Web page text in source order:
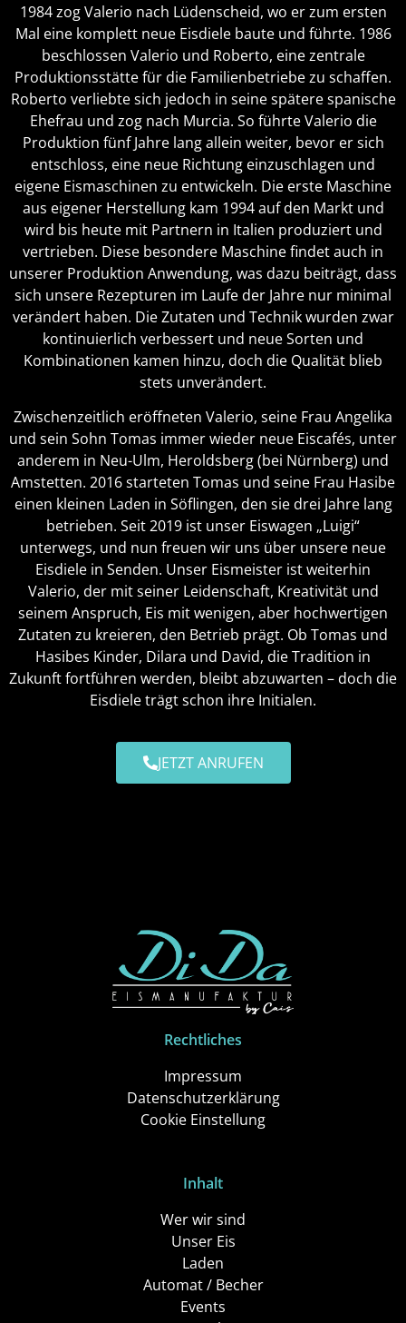
1984 zog Valerio nach Lüdenscheid, wo er zum ersten
Mal eine komplett neue Eisdiele baute und führte. 1986
beschlossen Valerio und Roberto, eine zentrale
Produktionsstätte für die Familienbetriebe zu schaffen.
Roberto verliebte sich jedoch in seine spätere spanische
Ehefrau und zog nach Murcia. So führte Valerio die
Produktion fünf Jahre lang allein weiter, bevor er sich
entschloss, eine neue Richtung einzuschlagen und
eigene Eismaschinen zu entwickeln. Die erste Maschine
aus eigener Herstellung kam 1994 auf den Markt und
wird bis heute mit Partnern in Italien produziert und
vertrieben. Diese besondere Maschine findet auch in
unserer Produktion Anwendung, was dazu beiträgt, dass
sich unsere Rezepturen im Laufe der Jahre nur minimal
verändert haben. Die Zutaten und Technik wurden zwar
kontinuierlich verbessert und neue Sorten und
Kombinationen kamen hinzu, doch die Qualität blieb
stets unverändert.
Zwischenzeitlich eröffneten Valerio, seine Frau Angelika
und sein Sohn Tomas immer wieder neue Eiscafés, unter
anderem in Neu-Ulm, Heroldsberg (bei Nürnberg) und
Amstetten. 2016 starteten Tomas und seine Frau Hasibe
einen kleinen Laden in Söflingen, den sie drei Jahre lang
betrieben. Seit 2019 ist unser Eiswagen „Luigi“
unterwegs, und nun freuen wir uns über unsere neue
Eisdiele in Senden. Unser Eismeister ist weiterhin
Valerio, der mit seiner Leidenschaft, Kreativität und
seinem Anspruch, Eis mit wenigen, aber hochwertigen
Zutaten zu kreieren, den Betrieb prägt. Ob Tomas und
Hasibes Kinder, Dilara und David, die Tradition in
Zukunft fortführen werden, bleibt abzuwarten – doch die
Eisdiele trägt schon ihre Initialen.
JETZT ANRUFEN
Rechtliches
Impressum
Datenschutzerklärung
Cookie Einstellung
Inhalt
Wer wir sind
Unser Eis
Laden
Automat / Becher
Events